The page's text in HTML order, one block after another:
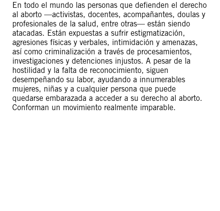
En todo el mundo las personas que defienden el derecho
al aborto —activistas, docentes, acompañantes, doulas y
profesionales de la salud, entre otras— están siendo
atacadas. Están expuestas a sufrir estigmatización,
agresiones físicas y verbales, intimidación y amenazas,
así como criminalización a través de procesamientos,
investigaciones y detenciones injustos. A pesar de la
hostilidad y la falta de reconocimiento, siguen
desempeñando su labor, ayudando a innumerables
mujeres, niñas y a cualquier persona que puede
quedarse embarazada a acceder a su derecho al aborto.
Conforman un movimiento realmente imparable.